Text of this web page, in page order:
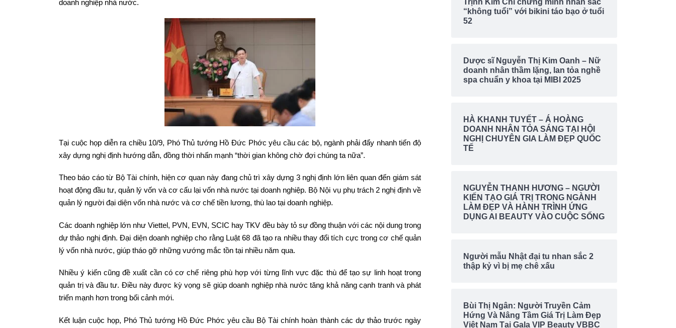
doanh nghiệp nhà nước.
Tại cuộc họp diễn ra chiều 10/9, Phó Thủ tướng Hồ Đức Phớc yêu cầu các bộ, ngành phải đẩy nhanh tiến độ
xây dựng nghị định hướng dẫn, đồng thời nhấn mạnh “thời gian không chờ đợi chúng ta nữa”.
Theo báo cáo từ Bộ Tài chính, hiện cơ quan này đang chủ trì xây dựng 3 nghị định lớn liên quan đến giám sát
hoạt động đầu tư, quản lý vốn và cơ cấu lại vốn nhà nước tại doanh nghiệp. Bộ Nội vụ phụ trách 2 nghị định về
quản lý người đại diện vốn nhà nước và cơ chế tiền lương, thù lao tại doanh nghiệp.
Các doanh nghiệp lớn như Viettel, PVN, EVN, SCIC hay TKV đều bày tỏ sự đồng thuận với các nội dung trong
dự thảo nghị định. Đại diện doanh nghiệp cho rằng Luật 68 đã tạo ra nhiều thay đổi tích cực trong cơ chế quản
lý vốn nhà nước, giúp tháo gỡ những vướng mắc tồn tại nhiều năm qua.
Nhiều ý kiến cũng đề xuất cần có cơ chế riêng phù hợp với từng lĩnh vực đặc thù để tạo sự linh hoạt trong
quản trị và đầu tư. Điều này được kỳ vọng sẽ giúp doanh nghiệp nhà nước tăng khả năng cạnh tranh và phát
triển mạnh hơn trong bối cảnh mới.
Kết luận cuộc họp, Phó Thủ tướng Hồ Đức Phớc yêu cầu Bộ Tài chính hoàn thành các dự thảo trước ngày
“không tuổi” với bikini táo bạo ở tuổi
52
Dược sĩ Nguyễn Thị Kim Oanh – Nữ
doanh nhân thầm lặng, lan tỏa nghề
spa chuẩn y khoa tại MIBI 2025
HÀ KHANH TUYẾT – Á HOÀNG
DOANH NHÂN TỎA SÁNG TẠI HỘI
NGHỊ CHUYÊN GIA LÀM ĐẸP QUỐC
TẾ
NGUYỄN THANH HƯƠNG – NGƯỜI
KIẾN TẠO GIÁ TRỊ TRONG NGÀNH
LÀM ĐẸP VÀ HÀNH TRÌNH ỨNG
DỤNG AI BEAUTY VÀO CUỘC SỐNG
Người mẫu Nhật đại tu nhan sắc 2
thập kỷ vì bị mẹ chê xấu
Bùi Thị Ngân: Người Truyền Cảm
Hứng Và Nâng Tầm Giá Trị Làm Đẹp
Việt Nam Tại Gala VIP Beauty VBBC